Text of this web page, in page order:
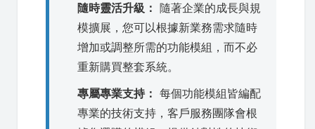
隨時靈活升級： 隨著企業的成長與規
模擴展，您可以根據新業務需求隨時
增加或調整所需的功能模組，而不必
重新購買整套系統。
專屬專業支持： 每個功能模組皆編配
專業的技術支持，客戶服務團隊會根